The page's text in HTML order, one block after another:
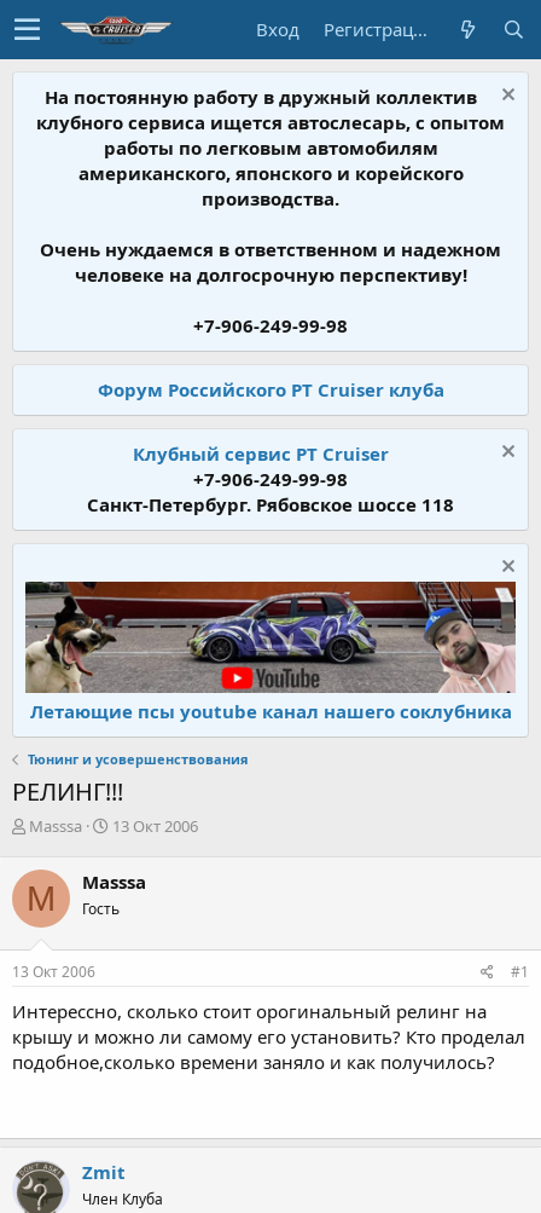
Вход Регистрация
На постоянную работу в дружный коллектив
клубного сервиса ищется автослесарь, с опытом
работы по легковым автомобилям
американского, японского и корейского
производства.
Очень нуждаемся в ответственном и надежном
человеке на долгосрочную перспективу!
+7-906-249-99-98
Форум Российского PT Cruiser клуба
Клубный сервис PT Cruiser
+7-906-249-99-98
Санкт-Петербург. Рябовское шоссе 118
Летающие псы youtube канал нашего соклубника
Тюнинг и усовершенствования
РЕЛИНГ!!!
А
т
о
р
т
е
м
Masssa
Д
а
н
ч
а
13 Окт 2006
M Masssa
Гость
13 Окт 2006 #1
Интерессно, сколько стоит орогинальный релинг на
крышу и можно ли самому его установить? Кто проделал
подобное,сколько времени заняло и как получилось?
Zmit
Член Клуба